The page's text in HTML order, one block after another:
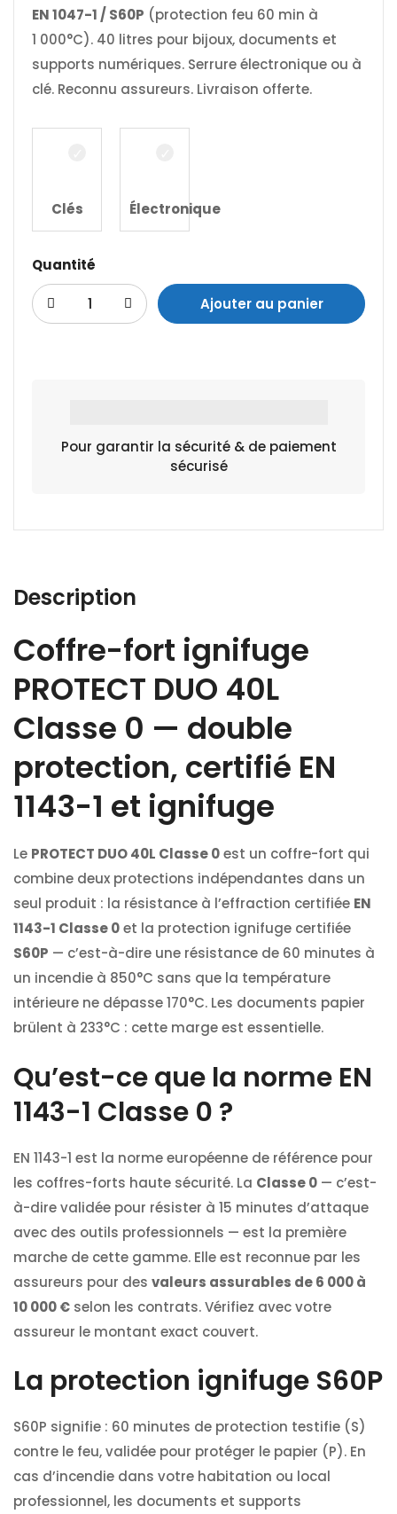
EN 1047-1 / S60P (protection feu 60 min à
1 000°C). 40 litres pour bijoux, documents et
supports numériques. Serrure électronique ou à
clé. Reconnu assureurs. Livraison offerte.
Clés Électronique
Quantité
Ajouter au panier
Pour garantir la sécurité & de paiement
sécurisé
Description
Coffre-fort ignifuge
PROTECT DUO 40L
Classe 0 — double
protection, certifié EN
1143-1 et ignifuge
Le PROTECT DUO 40L Classe 0est un coffre-fort qui
combine deux protections indépendantes dans un
seul produit : la résistance à l’effraction certifiée EN
1143-1 Classe 0et la protection ignifuge certifiée
S60P — c’est-à-dire une résistance de 60 minutes à
un incendie à 850°C sans que la température
intérieure ne dépasse 170°C. Les documents papier
brülent à 233°C : cette marge est essentielle.
Qu’est-ce que la norme EN
1143-1 Classe 0 ?
EN 1143-1 est la norme européenne de référence pour
les coffres-forts haute sécurité. La Classe 0 — c’est-
à-dire validée pour résister à 15 minutes d’attaque
avec des outils professionnels — est la première
marche de cette gamme. Elle est reconnue par les
assureurs pour des valeurs assurables de 6 000 à
10 000 € selon les contrats. Vérifiez avec votre
assureur le montant exact couvert.
La protection ignifuge S60P
S60P signifie : 60 minutes de protection testifie (S)
contre le feu, validée pour protéger le papier (P). En
cas d’incendie dans votre habitation ou local
professionnel, les documents et supports